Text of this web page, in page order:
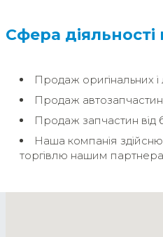
Сфера діяльності
Продаж оригінальних
Продаж
Продаж запчастин від
Наша компанія
торгівлю нашим